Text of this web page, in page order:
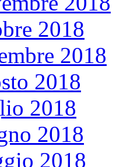
2018
2018
2018
2018
2018
2018